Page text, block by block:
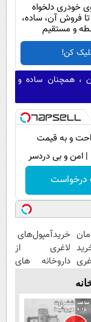
خودری دلخواه
فروش آن، ساده،
و مستقیم
کن!
، همچنان ساده و
و به قیمت
درخواست
پک
خریدآمپول‌های
لاغری از
داروخانه های
پک یخ!